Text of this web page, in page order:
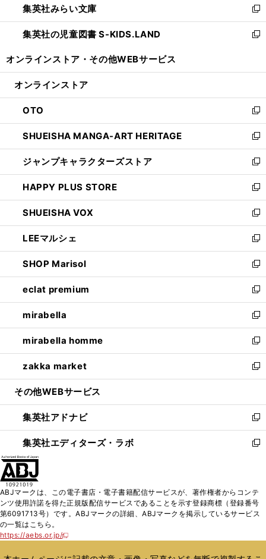
く
で
開
く
ド
ウ
で
ィ
ン
ド
開
集英社みらい文庫
新
し
い
ン
ウ
で
開
く
集英社の児童図書 S-KIDS.LAND
新
ウ
ン
ド
ウ
で
開
く
オンラインストア・ その他WEBサービス
オンラインストア
OTO
新
し
い
ウ
ィ
ン
ド
ウ
で
開
く
SHUEISHA MANGA-ART HERITAGE
新
し
い
ウ
ィ
ン
ド
ウ
で
開
く
ジャンプキャラクターズストア
新
し
い
ウ
ィ
ン
ド
ウ
で
開
く
HAPPY PLUS STORE
新
し
い
ウ
ィ
ン
ド
ウ
で
開
く
SHUEISHA VOX
新
し
い
ウ
ィ
ン
ド
ウ
で
開
く
LEEマルシェ
新
し
い
ウ
ィ
ン
ド
ウ
で
開
く
SHOP Marisol
新
し
い
ウ
ィ
ン
ド
ウ
で
開
eclat premium
新
し
い
ウ
ィ
ン
ド
ウ
開
く
mirabella
新
し
い
ウ
ィ
ン
ウ
で
開
く
mirabella homme
新
し
い
ウ
ン
ド
ウ
で
zakka market
新
し
ウ
ィ
ン
ド
く
その他WEBサービス
集英社アドナビ
新
し
い
ド
ウ
で
集英社エディターズ・ラボ
新
ィ
ン
ド
ABJマークは、この電子書店・電子書籍配信サービスが、著作権者からコンテ
ンツ使用許諾を得た正規版配信サービスであることを示す登録商標（登録番号
第6091713号）です。ABJマークの詳細、ABJマークを掲示しているサービス
の一覧はこちら。
https://aebs.or.jp/
新
い